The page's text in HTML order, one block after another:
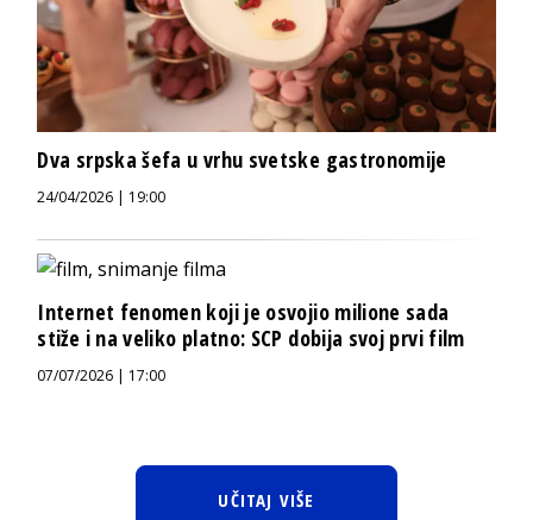
Dva srpska šefa u vrhu svetske gastronomije
24/04/2026 | 19:00
Internet fenomen koji je osvojio milione sada
stiže i na veliko platno: SCP dobija svoj prvi film
07/07/2026 | 17:00
UČITAJ VIŠE